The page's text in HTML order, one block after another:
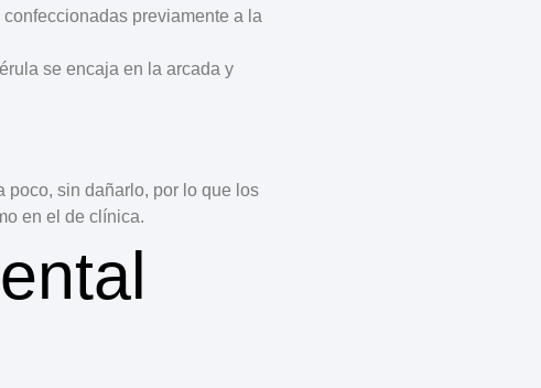
confeccionadas previamente a la
se encaja en la arcada y
poco, sin dañarlo, por lo que los
en el de clínica.